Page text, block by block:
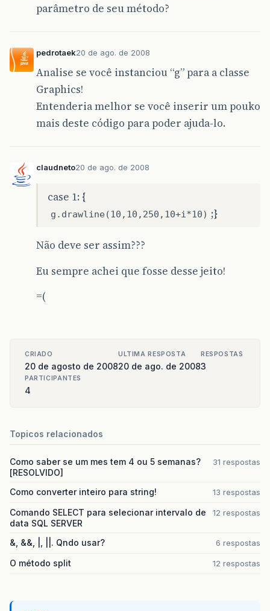
parâmetro de seu método?
pedrotaek20 de ago. de 2008
Analise se você instanciou “g” para a classe
Graphics!
Entenderia melhor se você inserir um pouko
mais deste código para poder ajuda-lo.
claudneto20 de ago. de 2008
case 1: {
g.drawline(10,10,250,10+i*10) ;}
Não deve ser assim???
Eu sempre achei que fosse desse jeito!
=(
CRIADO
20 de agosto de 2008
ULTIMA RESPOSTA
20 de ago. de 2008
RESPOSTAS
3
PARTICIPANTES
4
Topicos relacionados
Como saber se um mes tem 4 ou 5 semanas?
[RESOLVIDO]
31 respostas
Como converter inteiro para string! 13 respostas
Comando SELECT para selecionar intervalo de
data SQL SERVER
12 respostas
&, &&, |, ||. Qndo usar? 6 respostas
O método split 12 respostas